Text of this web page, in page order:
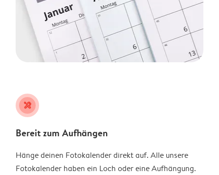
tools
Bereit zum Aufhängen
Hänge deinen Fotokalender direkt auf. Alle unsere
Fotokalender haben ein Loch oder eine Aufhängung.